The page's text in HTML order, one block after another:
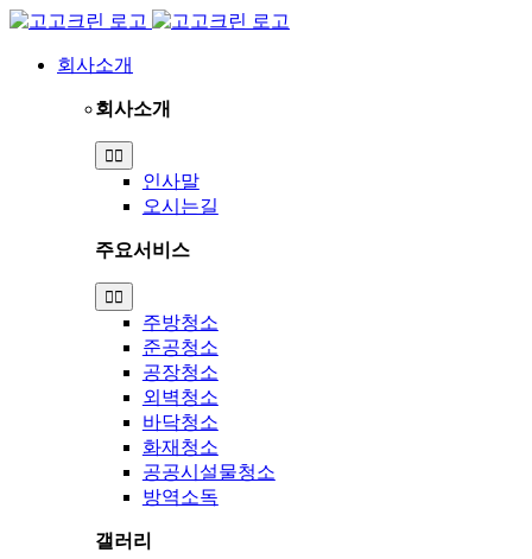
Skip
content회사소개
회사소개
Toggle
Navigation
인사말
오시는길
주요서비스
Toggle
Navigation
주방청소
준공청소
공장청소
외벽청소
바닥청소
화재청소
공공시설물청소
방역소독
갤러리